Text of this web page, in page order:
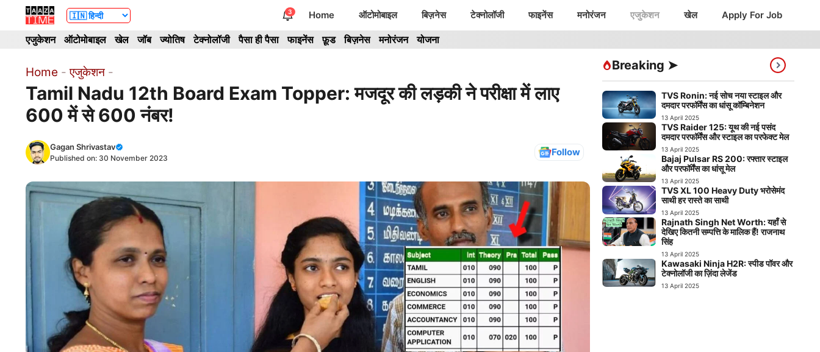
content
3 Home ऑटोमोबाइल बिज़नेस टेक्नोलॉजी फाइनेंस मनोरंजन एजुकेशन खेल Apply For Job
एजुकेशन ऑटोमोबाइल खेल जॉब ज्योतिष टेक्नोलॉजी पैसा ही पैसा फाइनेंस फ़ूड बिज़नेस मनोरंजन योजना
Home -एजुकेशन -
Tamil Nadu 12th Board Exam Topper: मजदूर की लड़की ने परीक्षा में लाए
600 में से 600 नंबर!
Gagan Shrivastav
Published on: 30 November 2023 Follow
Breaking ➤
TVS Ronin: नई सोच नया स्टाइल और
दमदार परफॉर्मेंस का धांसू कॉम्बिनेशन
13 April 2025
TVS Raider 125: यूथ की नई पसंद
दमदार परफॉर्मेंस और स्टाइल का परफेक्ट मेल
13 April 2025
Bajaj Pulsar RS 200: रफ्तार स्टाइल
और परफॉर्मेंस का धांसू मेल
13 April 2025
TVS XL 100 Heavy Duty भरोसेमंद
साथी हर रास्ते का साथी
13 April 2025
Rajnath Singh Net Worth: यहाँ से
देखिए कितनी सम्पत्ति के मालिक हैं! राजनाथ
सिंह
13 April 2025
Kawasaki Ninja H2R: स्पीड पॉवर और
टेक्नोलॉजी का ज़िंदा लेजेंड
13 April 2025